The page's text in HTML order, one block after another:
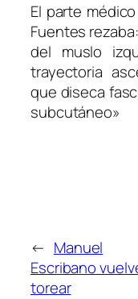
El parte
Fuentes
del muslo
trayectoria
que diseca
subcutáneo»
← Manuel
Escribano
torear